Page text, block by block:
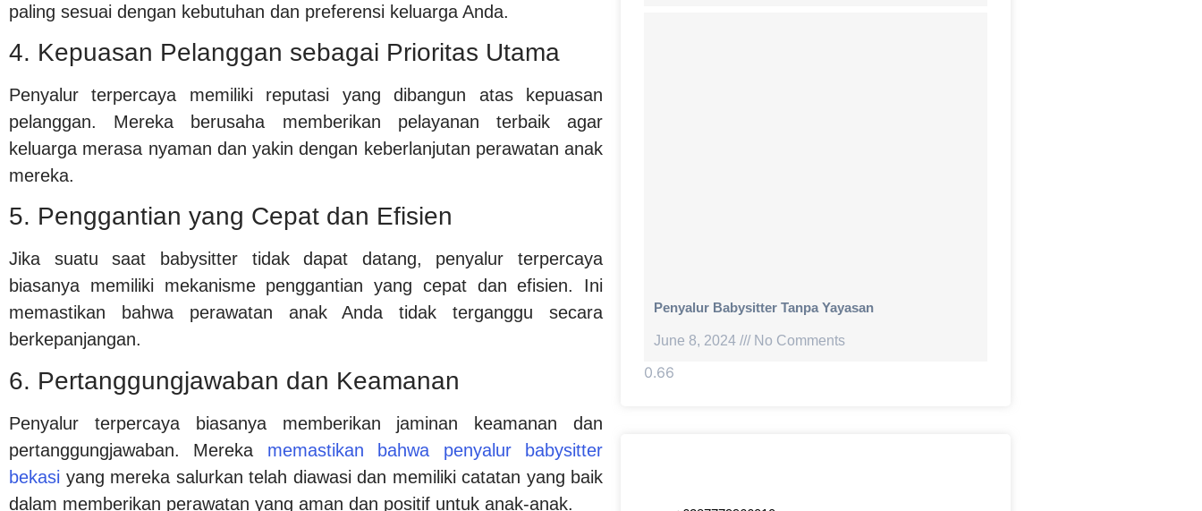
paling sesuai dengan kebutuhan dan preferensi keluarga Anda.
4. Kepuasan Pelanggan sebagai Prioritas Utama
Penyalur terpercaya memiliki reputasi yang dibangun atas kepuasan
pelanggan. Mereka berusaha memberikan pelayanan terbaik agar
keluarga merasa nyaman dan yakin dengan keberlanjutan perawatan anak
mereka.
5. Penggantian yang Cepat dan Efisien
Jika suatu saat babysitter tidak dapat datang, penyalur terpercaya
biasanya memiliki mekanisme penggantian yang cepat dan efisien. Ini
memastikan bahwa perawatan anak Anda tidak terganggu secara
berkepanjangan.
6. Pertanggungjawaban dan Keamanan
Penyalur terpercaya biasanya memberikan jaminan keamanan dan
pertanggungjawaban. Mereka memastikan bahwa penyalur babysitter
bekasi yang mereka salurkan telah diawasi dan memiliki catatan yang baik
dalam memberikan perawatan yang aman dan positif untuk anak-anak.
Penyalur Babysitter Tanpa Yayasan
June 8, 2024 No Comments